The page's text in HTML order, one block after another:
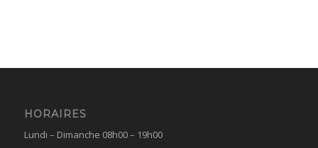
HORAIRES
Lundi – Dimanche 08h00 – 19h00